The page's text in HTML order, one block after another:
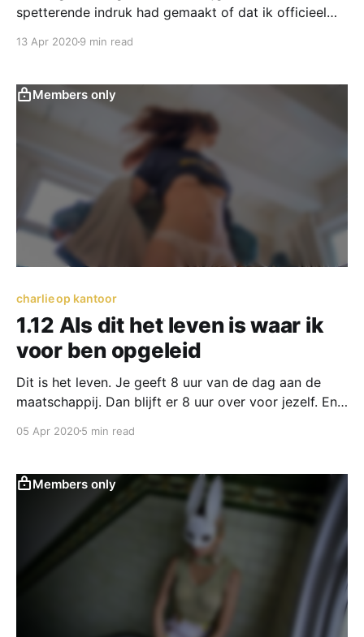
spetterende indruk had gemaakt of dat ik officieel
13 Apr 20209 min read
Members only
charlie op kantoor
1.12 Als dit het leven is waar ik
voor ben opgeleid
Dit is het leven. Je geeft 8 uur van de dag aan de
maatschappij. Dan blijft er 8 uur over voor jezelf. En
05 Apr 20205 min read
Members only